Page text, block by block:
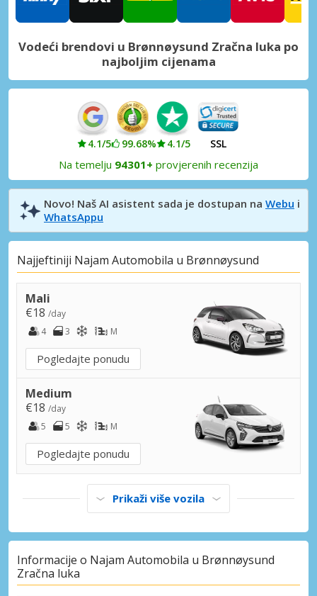
Vodeći brendovi u Brønnøysund Zračna luka po
najboljim cijenama
4.1/5 99.68% 4.1/5 SSL
Na temelju 94301+ provjerenih recenzija
Novo! Naš AI asistent sada je dostupan na Webu i
WhatsAppu
Najjeftiniji Najam Automobila u Brønnøysund
Mali
€18 /day
4
3 M
Pogledajte ponudu
Medium
€18 /day
5
5 M
Pogledajte ponudu
Prikaži više vozila
Informacije o Najam Automobila u Brønnøysund
Zračna luka